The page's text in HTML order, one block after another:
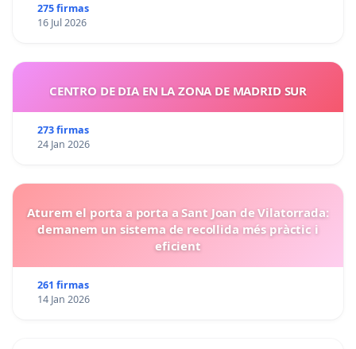
275 firmas
16 Jul 2026
CENTRO DE DIA EN LA ZONA DE MADRID SUR
273 firmas
24 Jan 2026
Aturem el porta a porta a Sant Joan de Vilatorrada:
demanem un sistema de recollida més pràctic i
eficient
261 firmas
14 Jan 2026